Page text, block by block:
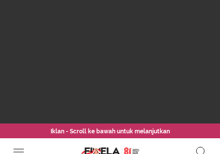
Iklan - Scroll ke bawah untuk melanjutkan